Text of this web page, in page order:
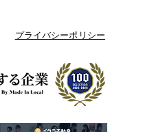
プライバシーポリシー